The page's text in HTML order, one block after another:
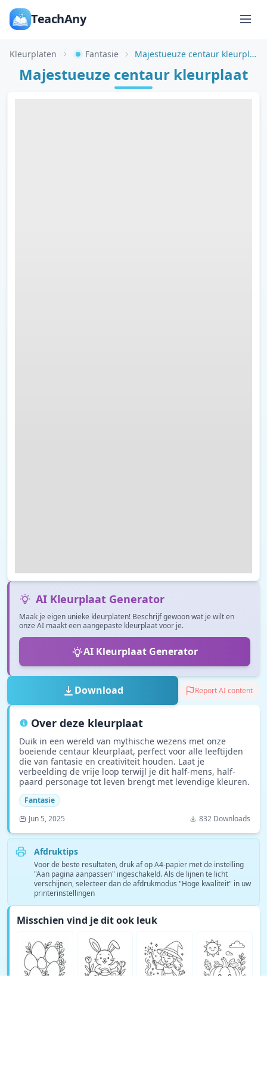
TeachAny
Kleurplaten Fantasie Majestueuze centaur kleurplaat
Majestueuze centaur kleurplaat
AI Kleurplaat Generator
Maak je eigen unieke kleurplaten! Beschrijf gewoon wat je wilt en
onze AI maakt een aangepaste kleurplaat voor je.
AI Kleurplaat Generator
Download Report AI content
Over deze kleurplaat
Duik in een wereld van mythische wezens met onze
boeiende centaur kleurplaat, perfect voor alle leeftijden
die van fantasie en creativiteit houden. Laat je
verbeelding de vrije loop terwijl je dit half-mens, half-
paard personage tot leven brengt met levendige kleuren.
Fantasie
Jun 5, 2025
832 Downloads
Afdruktips
Voor de beste resultaten, druk af op A4-papier met de instelling
"Aan pagina aanpassen" ingeschakeld. Als de lijnen te licht
verschijnen, selecteer dan de afdrukmodus "Hoge kwaliteit" in uw
printerinstellingen
Misschien vind je dit ook leuk